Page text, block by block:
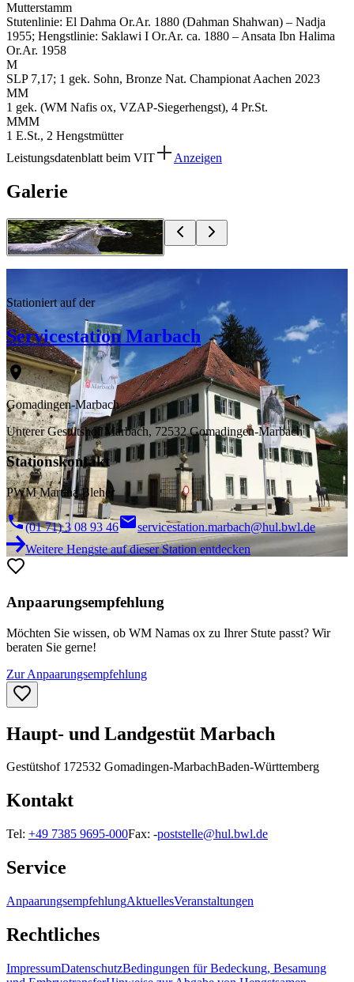
Mutterstamm
Stutenlinie: El Dahma Or.Ar. 1880 (Dahman Shahwan) – Nadja
1955; Hengstlinie: Saklawi I Or.Ar. ca. 1880 – Ansata Ibn Halima
Or.Ar. 1958
M
SLP 7,17; 1 gek. Sohn, Bronze Nat. Championat Aachen 2023
MM
1 gek. (WM Nafis ox, VZAP-Siegerhengst), 4 Pr.St.
MMM
1 E.St., 2 Hengstmütter
Leistungsdatenblatt beim VIT
Anzeigen
Galerie
Stefanie Schrader
Stationiert auf der
Servicestation Marbach
Gomadingen-Marbach
Unterer Gestütshof Marbach, 72532 Gomadingen-Marbach
Stationskontakt
PWM Martina Bleher
(01 71) 3 08 93 46
servicestation.marbach@hul.bwl.de
Weitere Hengste auf dieser Station entdecken
Anpaarungsempfehlung
Möchten Sie wissen, ob WM Namas ox zu Ihrer Stute passt? Wir
beraten Sie gerne!
Zur Anpaarungsempfehlung
Haupt- und Landgestüt Marbach
Gestütshof 172532 Gomadingen-MarbachBaden-Württemberg
Kontakt
Tel: +49 7385 9695-000Fax: -poststelle@hul.bwl.de
Service
AnpaarungsempfehlungAktuellesVeranstaltungen
Rechtliches
ImpressumDatenschutzBedingungen für Bedeckung, Besamung